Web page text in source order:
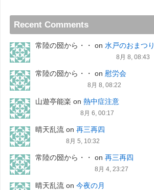
Recent Comments
常陸の圀から・・ on 水戸のおまつり
8月 8, 08:43
常陸の圀から・・ on 慰労会
8月 8, 08:22
山遊亭能楽 on 熱中症注意
8月 6, 00:17
晴天乱流on 再三再四
8月 5, 10:32
常陸の圀から・・ on 再三再四
8月 4, 23:27
晴天乱流on 今夜の月